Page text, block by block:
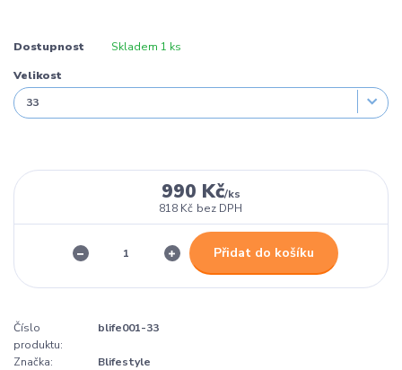
Dostupnost Skladem 1 ks
Velikost
990 Kč/ks
818 Kč bez DPH
Přidat do košíku
Číslo
produktu:
blife001-33
Značka:
Blifestyle